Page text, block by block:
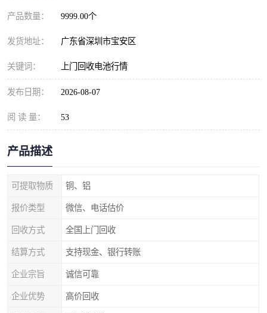
产品数量： 9999.00个
发货地址： 广东省深圳市宝安区
关键词： 上门回收电池行情
发布日期： 2026-08-07
阅 读 量： 53
产品描述
可提取物质 铜、铝
报价类型 微信、电话估价
回收方式 全国上门回收
结算方式 支持现金、银行转账
企业宗旨 诚信可靠
企业优势 高价回收